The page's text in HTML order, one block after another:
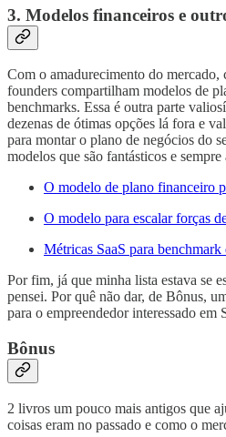
3. Modelos financeiros e
Com o amadurecimento do mercado,
founders compartilham modelos de
benchmarks. Essa é outra parte
dezenas de ótimas opções lá fora e
para montar o plano de negócios do
modelos que são fantásticos e
O modelo de plano financeiro
O modelo para escalar forças
Métricas SaaS para benchmark
Por fim, já que minha lista estava se
pensei. Por quê não dar, de Bônus,
para o empreendedor interessado em
Bônus
2 livros um pouco mais antigos que
coisas eram no passado e como o